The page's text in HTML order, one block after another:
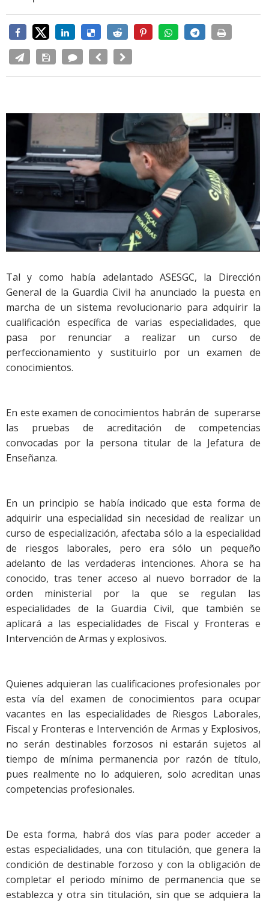
Tal y como había adelantado ASESGC, la Dirección
General de la Guardia Civil ha anunciado la puesta en
marcha de un sistema revolucionario para adquirir la
cualificación específica de varias especialidades, que
pasa por renunciar a realizar un curso de
perfeccionamiento y sustituirlo por un examen de
conocimientos.
En este examen de conocimientos habrán de superarse
las pruebas de acreditación de competencias
convocadas por la persona titular de la Jefatura de
Enseñanza.
En un principio se había indicado que esta forma de
adquirir una especialidad sin necesidad de realizar un
curso de especialización, afectaba sólo a la especialidad
de riesgos laborales, pero era sólo un pequeño
adelanto de las verdaderas intenciones. Ahora se ha
conocido, tras tener acceso al nuevo borrador de la
orden ministerial por la que se regulan las
especialidades de la Guardia Civil, que también se
aplicará a las especialidades de Fiscal y Fronteras e
Intervención de Armas y explosivos.
Quienes adquieran las cualificaciones profesionales por
esta vía del examen de conocimientos para ocupar
vacantes en las especialidades de Riesgos Laborales,
Fiscal y Fronteras e Intervención de Armas y Explosivos,
no serán destinables forzosos ni estarán sujetos al
tiempo de mínima permanencia por razón de título,
pues realmente no lo adquieren, solo acreditan unas
competencias profesionales.
De esta forma, habrá dos vías para poder acceder a
estas especialidades, una con titulación, que genera la
condición de destinable forzoso y con la obligación de
completar el periodo mínimo de permanencia que se
establezca y otra sin titulación, sin que se adquiera la